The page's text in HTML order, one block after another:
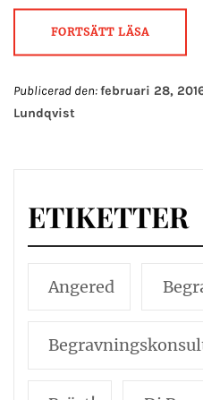
FORTSÄTT LÄSA
Publicerad den:februari 28,
Lundqvist
ETIKETTER
Angered